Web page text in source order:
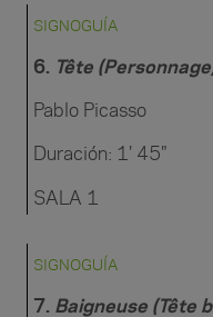
SIGNOGUÍA
6. Tête
Pablo Picasso
Duración: 1′ 45″
SALA 1
SIGNOGUÍA
7. Baigneuse (Tête